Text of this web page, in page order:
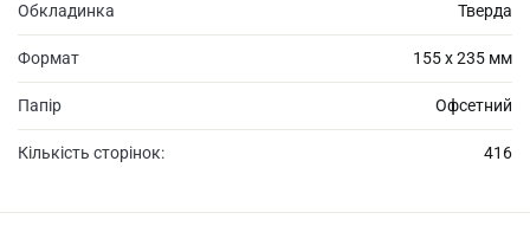
Обкладинка Тверда
Формат 155 х 235 мм
Папір Офсетний
Кількість сторінок: 416